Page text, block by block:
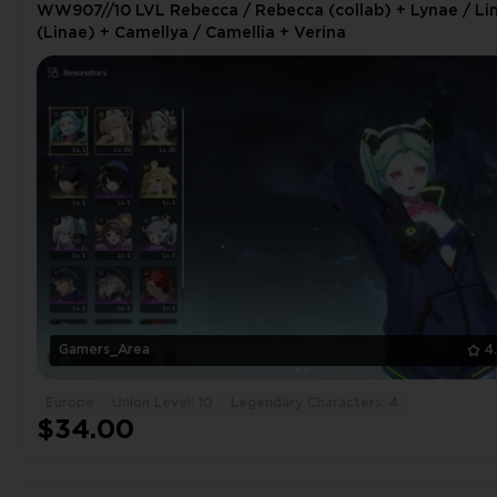
Gamers_Area
WW907//10 LVL Rebecca / Rebecca (collab) + Lynae /
(Linae) + Camellya / Camellia + Verina
$34.00